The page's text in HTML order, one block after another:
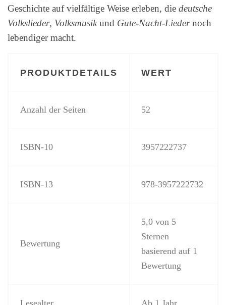
Geschichte auf vielfältige Weise erleben, die deutsche
Volkslieder, Volksmusikund Gute-Nacht-Liedernoch
lebendiger macht.
PRODUKTDETAILS WERT
Anzahl der Seiten 52
ISBN-10 3957222737
ISBN-13 978-3957222732
Bewertung
5,0 von 5
Sternen
basierend auf 1
Bewertung